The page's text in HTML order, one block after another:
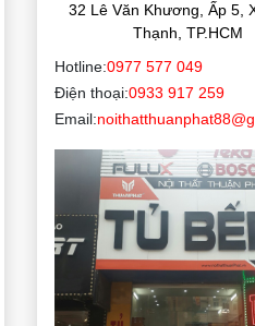
32 Lê Văn Khương, Ấp 5,
Thạnh, TP.HCM
Hotline:0977 577 049
Điện thoại:0933 917 259
Email: